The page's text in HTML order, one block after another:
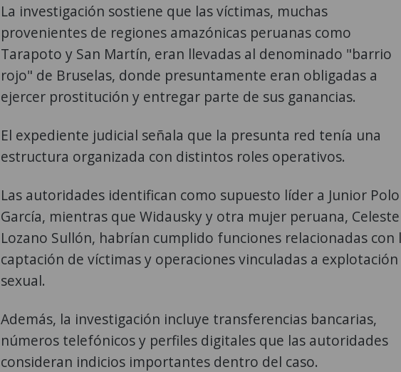
La investigación sostiene que las víctimas, muchas
provenientes de regiones amazónicas peruanas como
Tarapoto y San Martín, eran llevadas al denominado "barrio
rojo" de Bruselas, donde presuntamente eran obligadas a
ejercer prostitución y entregar parte de sus ganancias.
El expediente judicial señala que la presunta red tenía una
estructura organizada con distintos roles operativos.
Las autoridades identifican como supuesto líder a Junior Polo
García, mientras que Widausky y otra mujer peruana, Celeste
Lozano Sullón, habrían cumplido funciones relacionadas con
captación de víctimas y operaciones vinculadas a explotación
sexual.
Además, la investigación incluye transferencias bancarias,
números telefónicos y perfiles digitales que las autoridades
consideran indicios importantes dentro del caso.